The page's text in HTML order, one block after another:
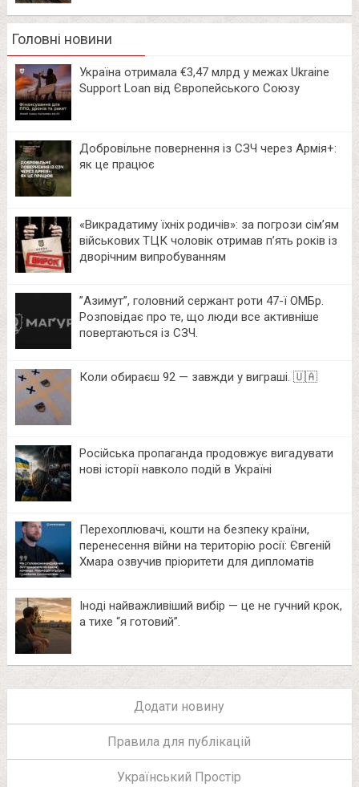
Головні новини
Україна отримала €3,47 млрд у межах Ukraine
Support Loan від Європейського Союзу
Добровільне повернення із СЗЧ через Армія+:
як це працює
«Викрадатиму їхніх родичів»: за погрози сім’ям
військових ТЦК чоловік отримав п’ять років із
дворічним випробуванням
⁨”Азимут”, головний сержант роти 47-ї ОМБр.
Розповідає про те, що люди все активніше
повертаються із СЗЧ.
Коли обираєш 92 — завжди у виграші. 🇺🇦
Російська пропаганда продовжує вигадувати
нові історії навколо подій в Україні
Перехоплювачі, кошти на безпеку країни,
перенесення війни на територію росії: Євгеній
Хмара озвучив пріоритети для дипломатів
Іноді найважливіший вибір — це не гучний крок,
а тихе “я готовий”.
Додати новину
Правила для публікацій
Український Простір